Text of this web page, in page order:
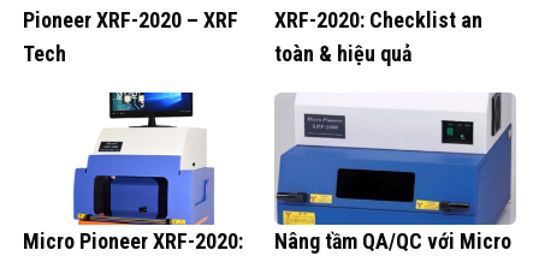
Pioneer XRF-2020 – XRF
Tech
XRF-2020: Checklist an
toàn & hiệu quả
Micro Pioneer XRF-2020:
Nâng tầm QA/QC với Micro